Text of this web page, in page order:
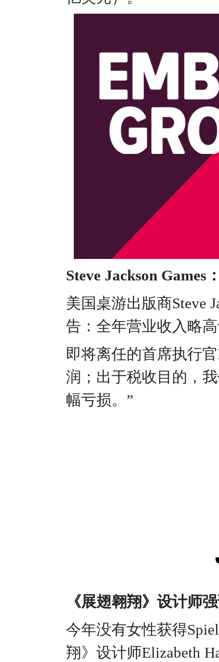
Steve Jackson Games
美国桌游出版商Steve
告：全年营业收入略
即将离任的首席执行
润；出于税收目的，
幅亏损。”
《展翅翱翔》设计师
今年没有女性获得
翔》设计师Elizabeth